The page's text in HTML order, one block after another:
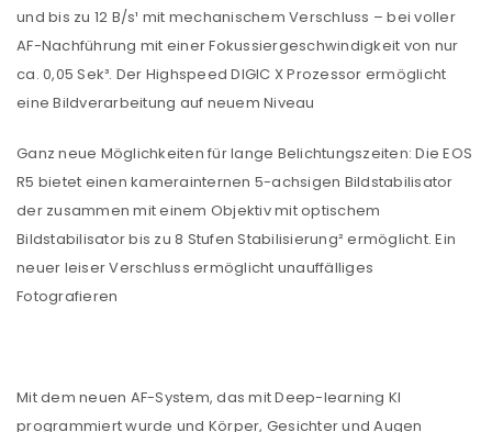
und bis zu 12 B/s¹ mit mechanischem Verschluss – bei voller
AF-Nachführung mit einer Fokussiergeschwindigkeit von nur
ca. 0,05 Sek³. Der Highspeed DIGIC X Prozessor ermöglicht
eine Bildverarbeitung auf neuem Niveau
Ganz neue Möglichkeiten für lange Belichtungszeiten: Die EOS
R5 bietet einen kamerainternen 5-achsigen Bildstabilisator
der zusammen mit einem Objektiv mit optischem
Bildstabilisator bis zu 8 Stufen Stabilisierung² ermöglicht. Ein
neuer leiser Verschluss ermöglicht unauffälliges
Fotografieren
Mit dem neuen AF-System, das mit Deep-learning KI
programmiert wurde und Körper, Gesichter und Augen